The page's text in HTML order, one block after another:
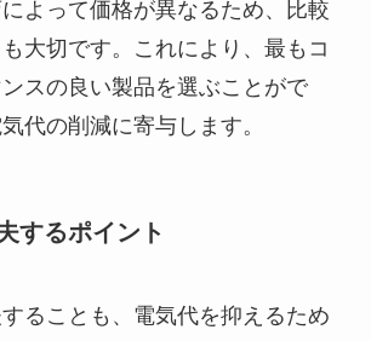
よって価格が異なるため、比較
大切です。これにより、最もコ
スの良い製品を選ぶことがで
代の削減に寄与します。
するポイント
ることも、電気代を抑えるため